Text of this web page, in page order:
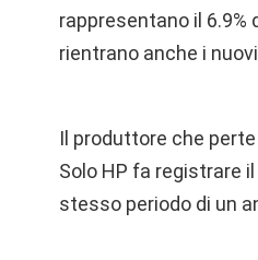
rappresentano il 6.9%
rientrano anche i
Il produttore che
Solo HP fa registrare
stesso periodo di un